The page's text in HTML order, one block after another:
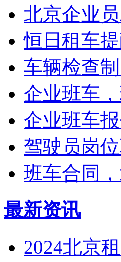
北京企业
恒日租车
车辆检查
企业班车
企业班车
驾驶员岗
班车合同
最新资讯
2024北京